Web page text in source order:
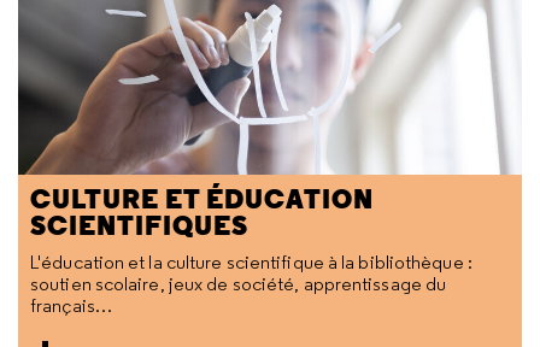
CULTURE ET ÉDUCATION
SCIENTIFIQUES
L'éducation et la culture scientifique à la bibliothèque :
soutien scolaire, jeux de société, apprentissage du
français…